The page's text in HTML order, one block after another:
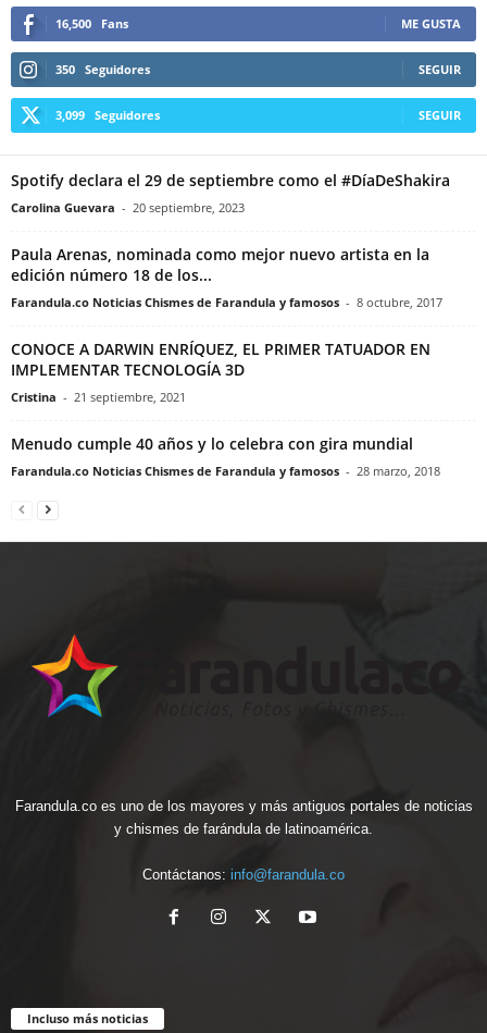
16,500 Fans ME GUSTA
350 Seguidores SEGUIR
3,099 Seguidores SEGUIR
Spotify declara el 29 de septiembre como el #DíaDeShakira
Carolina Guevara - 20 septiembre, 2023
Paula Arenas, nominada como mejor nuevo artista en la
edición número 18 de los...
Farandula.co Noticias Chismes de Farandula y famosos - 8 octubre, 2017
CONOCE A DARWIN ENRÍQUEZ, EL PRIMER TATUADOR EN
IMPLEMENTAR TECNOLOGÍA 3D
Cristina - 21 septiembre, 2021
Menudo cumple 40 años y lo celebra con gira mundial
Farandula.co Noticias Chismes de Farandula y famosos - 28 marzo, 2018
Farandula.co es uno de los mayores y más antiguos portales de noticias
y chismes de farándula de latinoamérica.
Contáctanos: info@farandula.co
Incluso más noticias